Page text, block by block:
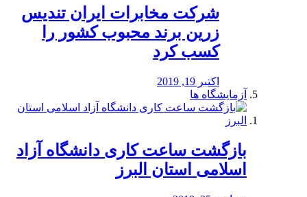
شرکت مخابرات ایران تندیس
زرین برند محبوب کشور را
کسب کرد
اکتبر 19, 2019
آزمایشگاه ها
بازگشت ساعت کاری دانشگاه آزاد
اسلامی استان البرز